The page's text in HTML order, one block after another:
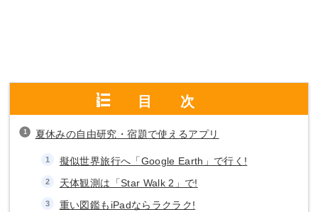
目次
夏休みの自由研究・宿題で使えるアプリ
擬似世界旅行へ「Google Earth」で行く!
天体観測は「Star Walk 2」で!
重い図鑑もiPadならラクラク!